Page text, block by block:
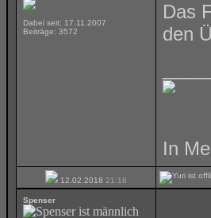
Dabei seit: 17.11.2007
Beiträge: 3572
Das
den
In
12.02.2018 21:16
Spenser